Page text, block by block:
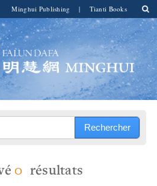
Minghui Publishing | Tianti Books
0 résultats